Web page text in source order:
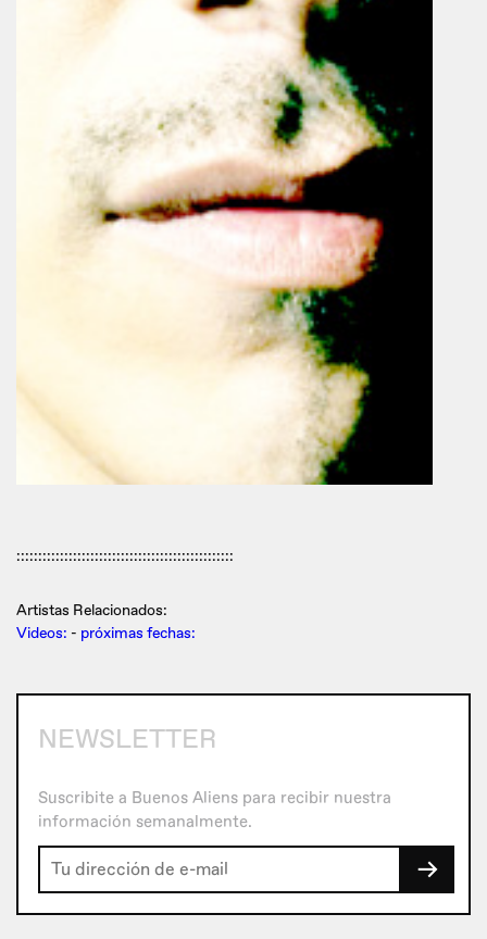
::::::::::::::::::::::::::::::::::::::::::::::::::
Artistas Relacionados:
Videos: - próximas fechas:
NEWSLETTER
Suscribite a Buenos Aliens para recibir nuestra
información semanalmente.
→